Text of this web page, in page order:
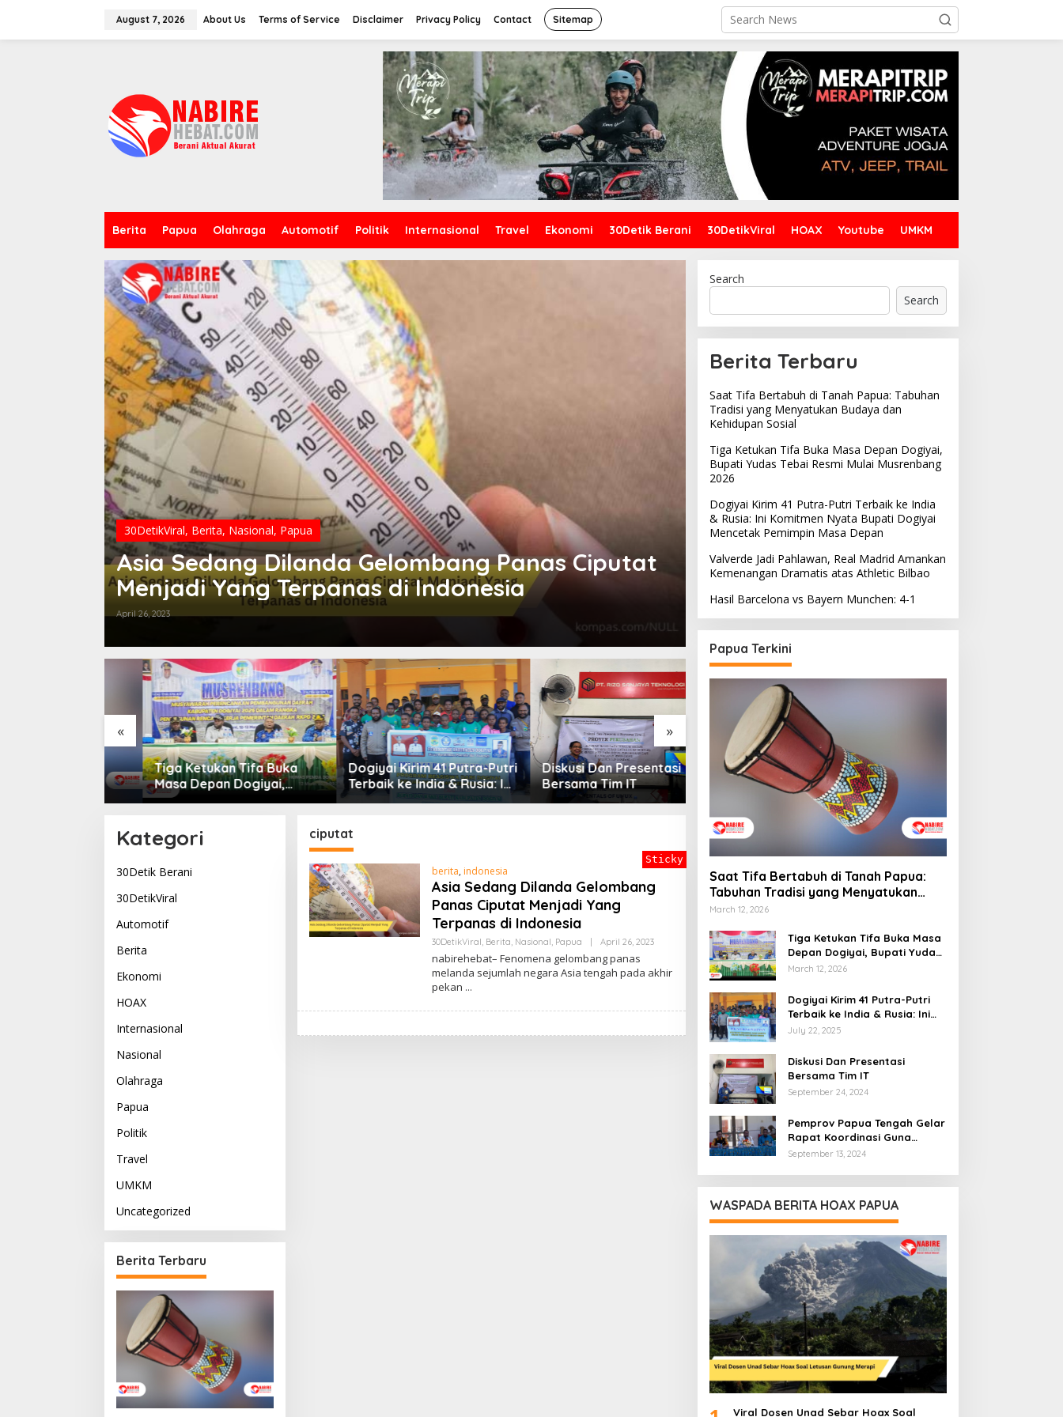
August 7, 2026 About Us Terms of Service Disclaimer Privacy Policy Contact Sitemap
Berita Papua Olahraga Automotif Politik Internasional Travel Ekonomi 30Detik Berani 30DetikViral HOAX Youtube UMKM
30DetikViral, Berita, Nasional, Papua
Asia Sedang Dilanda Gelombang Panas Ciputat
Menjadi Yang Terpanas di Indonesia
April 26, 2023
« »
Tiga Ketukan Tifa Buka
Masa Depan Dogiyai,
Bupati Yudas Tebai Resmi
Dogiyai Kirim 41 Putra-Putri
Terbaik ke India & Rusia: Ini
Komitmen Nyata Bupati
Pemimpin Masa Depan
Diskusi Dan Presentasi
Bersama Tim IT
Pemprov Papua Tengah
Gelar Rapat Koordinasi
Guna Optimalkan
Pengelolaan Distribusi
Saat Tifa Bertabuh di
Tanah Papua: Tabuhan
Tradisi yang Menyatukan
Budaya dan Kehidupan
Sosial
Kategori
30Detik Berani
30DetikViral
Automotif
Berita
Ekonomi
HOAX
Internasional
Nasional
Olahraga
Papua
Politik
Travel
UMKM
Uncategorized
Berita Terbaru
ciputat
berita, indonesia
Asia Sedang Dilanda Gelombang
Panas Ciputat Menjadi Yang
Terpanas di Indonesia
30DetikViral, Berita, Nasional, Papua April 26, 2023By
nabirehebat– Fenomena gelombang panas
melanda sejumlah negara Asia tengah pada akhir
pekan
Sticky
Search
Search
Berita Terbaru
Saat Tifa Bertabuh di Tanah Papua: Tabuhan
Tradisi yang Menyatukan Budaya dan
Kehidupan Sosial
Tiga Ketukan Tifa Buka Masa Depan Dogiyai,
Bupati Yudas Tebai Resmi Mulai Musrenbang
2026
Dogiyai Kirim 41 Putra-Putri Terbaik ke India
& Rusia: Ini Komitmen Nyata Bupati Dogiyai
Mencetak Pemimpin Masa Depan
Valverde Jadi Pahlawan, Real Madrid Amankan
Kemenangan Dramatis atas Athletic Bilbao
Hasil Barcelona vs Bayern Munchen: 4-1
Papua Terkini
Saat Tifa Bertabuh di Tanah Papua:
Tabuhan Tradisi yang Menyatukan
Budaya dan Kehidupan Sosial
March 12, 2026
Tiga Ketukan Tifa Buka Masa
Depan Dogiyai, Bupati Yudas
Tebai Resmi Mulai
March 12, 2026
Dogiyai Kirim 41 Putra-Putri
Terbaik ke India & Rusia: Ini
Komitmen Nyata Bupati
Masa Depan
July 22, 2025
Diskusi Dan Presentasi
Bersama Tim IT
September 24, 2024
Pemprov Papua Tengah Gelar
Rapat Koordinasi Guna
Optimalkan Pengelolaan
September 13, 2024
WASPADA BERITA HOAX PAPUA
Viral Dosen Unad Sebar Hoax Soal